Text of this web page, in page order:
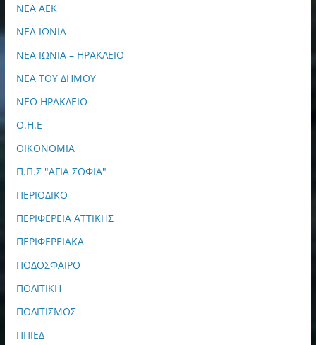
ΝΕΑ ΑΕΚ
ΝΕΑ ΙΩΝΙΑ
ΝΕΑ ΙΩΝΙΑ – ΗΡΑΚΛΕΙΟ
ΝΕΑ ΤΟΥ ΔΗΜΟΥ
ΝΕΟ ΗΡΑΚΛΕΙΟ
Ο.Η.Ε
ΟΙΚΟΝΟΜΙΑ
Π.Π.Σ "ΑΓΙΑ ΣΟΦΙΑ"
ΠΕΡΙΟΔΙΚΟ
ΠΕΡΙΦΕΡΕΙΑ ΑΤΤΙΚΗΣ
ΠΕΡΙΦΕΡΕΙΑΚΑ
ΠΟΔΟΣΦΑΙΡΟ
ΠΟΛΙΤΙΚΗ
ΠΟΛΙΤΙΣΜΟΣ
ΠΠΙΕΔ